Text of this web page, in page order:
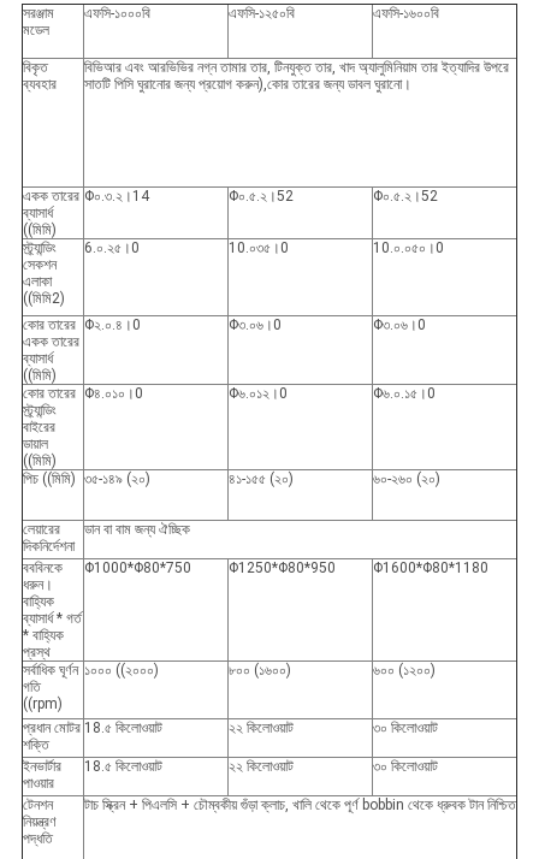
সরঞ্জাম
মডেল
এফসি-১০০০বি এফসি-১২৫০বি এফসি-১৬০০বি
বিকৃত
ব্যবহার
বিভিআর এবং আরভিভির নগ্ন তামার তার, টিনযুক্ত তার, খাদ অ্যালুমিনিয়াম তার ইত্যাদির উপরে
সাতটি পিসি ঘুরানোর জন্য প্রয়োগ করুন),কোর তারের জন্য ডাবল ঘুরানো।
একক তারের
ব্যাসার্ধ
((মিমি)
Φ০.৩.২।14 Φ০.৫.২।52 Φ০.৫.২।52
স্ট্র্যান্ডিং
সেকশন
এলাকা
((মিমি2)
6.০.২৫।0 10.০৩৫।0 10.০.০৫০।0
কোর তারের
একক তারের
ব্যাসার্ধ
((মিমি)
Φ২.০.৪।0 Φ৩.০৬।0 Φ৩.০৬।0
কোর তারের
স্ট্র্যান্ডিং
বাইরের
ডায়াল
((মিমি)
Φ৪.০১০।0 Φ৬.০১২।0 Φ৬.০.১৫।0
পিচ ((মিমি) ৩৫-১৪৯ (২০) ৪১-১৫৫ (২০) ৬০-২৬০ (২০)
লেয়ারের
দিকনির্দেশনা
ডান বা বাম জন্য ঐচ্ছিক
বববিনকে
ধরুন।
বাহ্যিক
ব্যাসার্ধ * গর্ত
* বাহ্যিক
প্রস্থ
Φ1000*Φ80*750 Φ1250*Φ80*950 Φ1600*Φ80*1180
সর্বাধিক ঘূর্ণন
গতি
((rpm)
১০০০ ((২০০০) ৮০০ (১৬০০) ৬০০ (১২০০)
প্রধান মোটর
শক্তি
18.৫ কিলোওয়াট ২২ কিলোওয়াট ৩০ কিলোওয়াট
ইনভার্টার
পাওয়ার
18.৫ কিলোওয়াট ২২ কিলোওয়াট ৩০ কিলোওয়াট
টেনশন
নিয়ন্ত্রণ
পদ্ধতি
টাচ স্ক্রিন + পিএলসি + চৌম্বকীয় গুঁড়া ক্লাচ, খালি থেকে পূর্ণ bobbin থেকে ধ্রুবক টান নিশ্চিত